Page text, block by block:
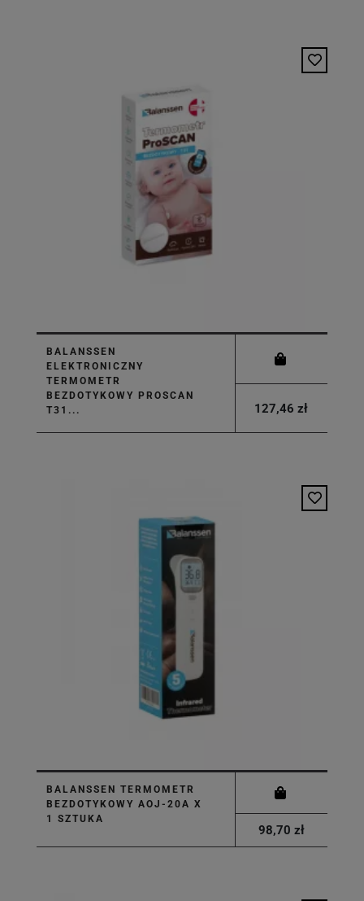
BALANSSEN
ELEKTRONICZNY
TERMOMETR
BEZDOTYKOWY PROSCAN
T31...
127,46 zł
BALANSSEN TERMOMETR
BEZDOTYKOWY AOJ-20A X
1 SZTUKA
98,70 zł